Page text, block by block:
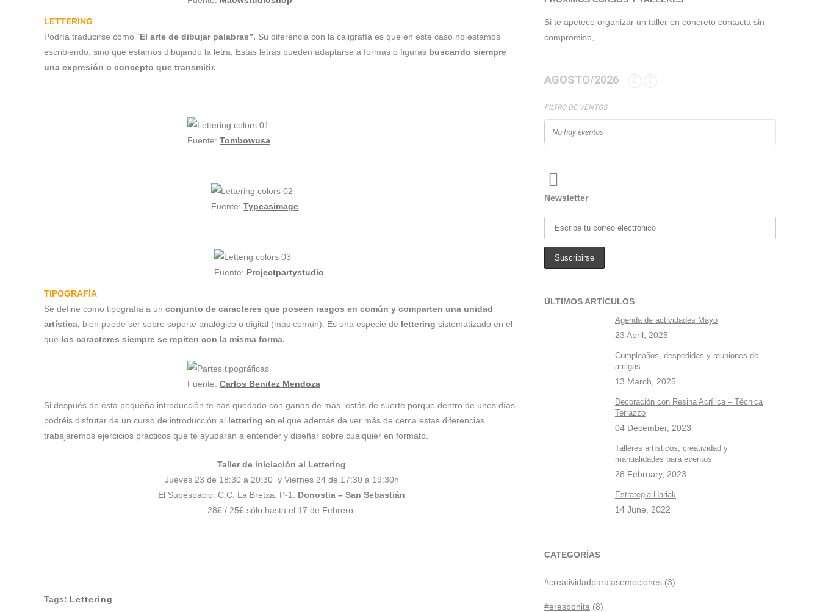
LETTERING
Podría traducirse como “El arte de dibujar palabras”. Su diferencia con la caligrafía es que en este caso no estamos
escribiendo, sino que estamos dibujando la letra. Estas letras pueden adaptarse a formas o figuras buscando siempre
una expresión o concepto que transmitir.
Fuente: Tombowusa
Fuente:Typeasimage
Fuente: Projectpartystudio
TIPOGRAFÍA
Se define como tipografía a un conjunto de caracteres que poseen rasgos en común y comparten una unidad
artística, bien puede ser sobre soporte analógico o digital (más común). Es una especie de lettering sistematizado en el
que los caracteres siempre se repiten con la misma forma.
Fuente: Carlos Benitez Mendoza
Si después de esta pequeña introducción te has quedado con ganas de más, estás de suerte porque dentro de unos días
podréis disfrutar de un curso de introducción al lettering en el que además de ver más de cerca estas diferencias
trabajaremos ejercicios prácticos que te ayudarán a entender y diseñar sobre cualquier en formato.
Taller de iniciación al Lettering
Jueves 23 de 18:30 a 20:30 y Viernes 24 de 17:30 a 19:30h
El Supespacio. C.C. La Bretxa. P-1. Donostia – San Sebastián
28€ / 25€ sólo hasta el 17 de Febrero.
Tags: Lettering
Si te apetece organizar un taller en concreto contacta sin
compromiso,
AGOSTO/2026
FILTRO DE VENTOS
No hay eventos
Newsletter
ÚLTIMOS ARTÍCULOS
Agenda de actividades Mayo
23 April, 2025
Cumpleaños, despedidas y reuniones de
amigas
13 March, 2025
Decoración con Resina Acrílica – Técnica
Terrazzo
04 December, 2023
Talleres artísticos, creatividad y
manualidades para eventos
28 February, 2023
Estrategia Hariak
14 June, 2022
CATEGORÍAS
#creatividadparalasemociones(3)
#eresbonita (8)